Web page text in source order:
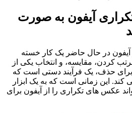
آیفون به صورت
در حال حاضر یک کار خسته
کردن، مقایسه، و انتخاب یکی از
برای حذف، یک فرآیند دستی است که
این زمانی است که به یک ابزار
عکس های تکراری را از آیفون برای